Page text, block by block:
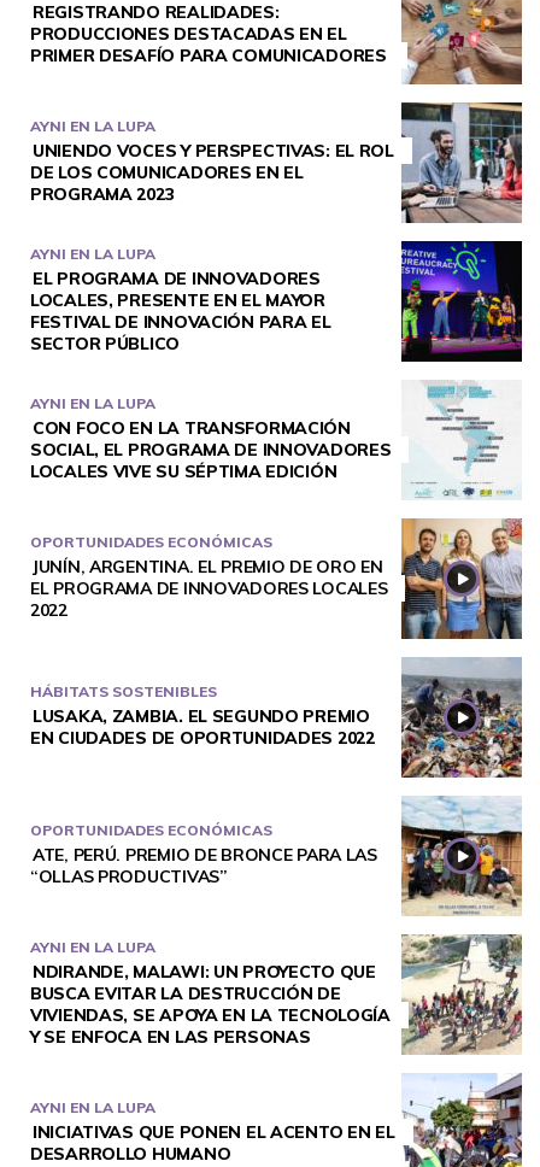
REGISTRANDO REALIDADES:
PRODUCCIONES DESTACADAS EN EL
PRIMER DESAFÍO PARA COMUNICADORES
AYNI EN LA LUPA
UNIENDO VOCES Y PERSPECTIVAS: EL ROL
DE LOS COMUNICADORES EN EL
PROGRAMA 2023
AYNI EN LA LUPA
EL PROGRAMA DE INNOVADORES
LOCALES, PRESENTE EN EL MAYOR
FESTIVAL DE INNOVACIÓN PARA EL
SECTOR PÚBLICO
AYNI EN LA LUPA
CON FOCO EN LA TRANSFORMACIÓN
SOCIAL, EL PROGRAMA DE INNOVADORES
LOCALES VIVE SU SÉPTIMA EDICIÓN
OPORTUNIDADES ECONÓMICAS
JUNÍN, ARGENTINA. EL PREMIO DE ORO EN
EL PROGRAMA DE INNOVADORES LOCALES
2022
HÁBITATS SOSTENIBLES
LUSAKA, ZAMBIA. EL SEGUNDO PREMIO
EN CIUDADES DE OPORTUNIDADES 2022
OPORTUNIDADES ECONÓMICAS
ATE, PERÚ. PREMIO DE BRONCE PARA LAS
“OLLAS PRODUCTIVAS”
AYNI EN LA LUPA
NDIRANDE, MALAWI: UN PROYECTO QUE
BUSCA EVITAR LA DESTRUCCIÓN DE
VIVIENDAS, SE APOYA EN LA TECNOLOGÍA
Y SE ENFOCA EN LAS PERSONAS
AYNI EN LA LUPA
INICIATIVAS QUE PONEN EL ACENTO EN EL
DESARROLLO HUMANO